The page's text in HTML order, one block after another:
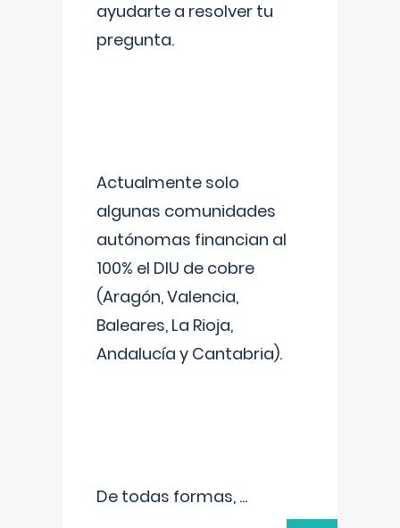
ayudarte a resolver tu
pregunta.
Actualmente solo
algunas comunidades
autónomas financian al
100% el DIU de cobre
(Aragón, Valencia,
Baleares, La Rioja,
Andalucía y Cantabria).
De todas formas, ...